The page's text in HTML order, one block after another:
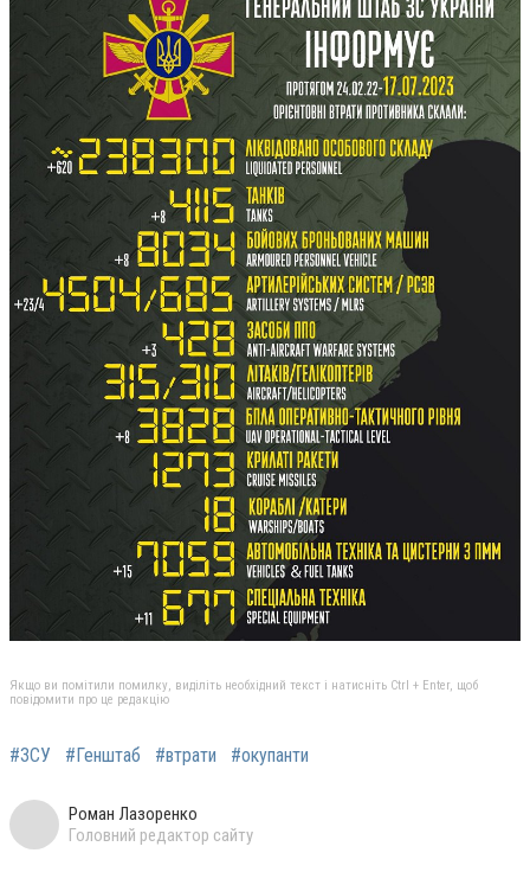
Якщо ви помітили помилку, виділіть необхідний текст і натисніть Ctrl + Enter, щоб
повідомити про це редакцію
#ЗСУ #Генштаб #втрати #окупанти
Роман Лазоренко
Головний редактор сайту